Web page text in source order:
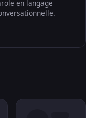
en langage